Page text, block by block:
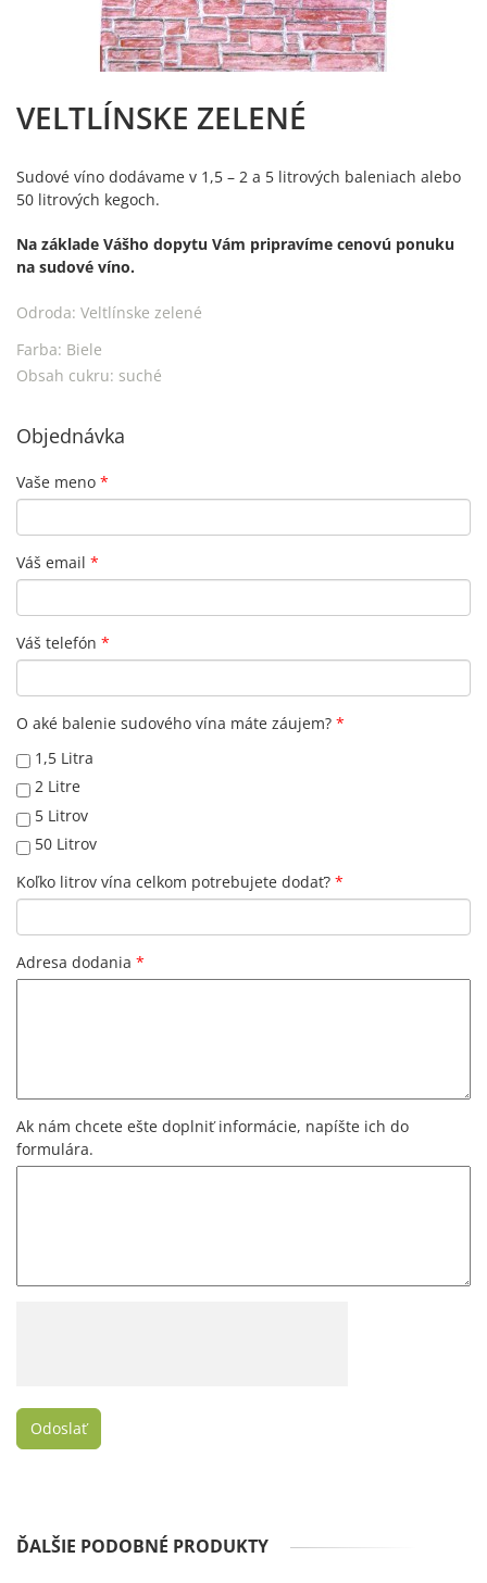
VELTLÍNSKE ZELENÉ
Sudové víno dodávame v 1,5 – 2 a 5 litrových baleniach alebo
50 litrových kegoch.
Na základe Vášho dopytu Vám pripravíme cenovú ponuku
na sudové víno.
Odroda: Veltlínske zelené
Farba: Biele
Obsah cukru: suché
Objednávka
Vaše meno *
Váš email *
Váš telefón *
O aké balenie sudového vína máte záujem? *
1,5 Litra
2 Litre
5 Litrov
50 Litrov
Koľko litrov vína celkom potrebujete dodať? *
Adresa dodania *
Ak nám chcete ešte doplniť informácie, napíšte ich do
formulára.
ĎALŠIE PODOBNÉ PRODUKTY